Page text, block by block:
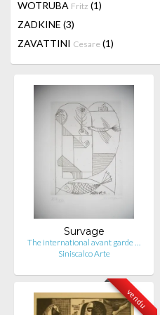
WOTRUBA Fritz (1)
ZADKINE (3)
ZAVATTINI Cesare (1)
Survage
The international avant garde …
Siniscalco Arte
vendu